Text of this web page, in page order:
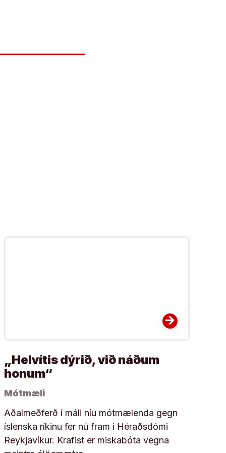
arrow_forward
„Helvítis dýrið, við náðum
honum“
Mótmæli
Aðalmeðferð í máli níu mótmælenda gegn
íslenska ríkinu fer nú fram í Héraðsdómi
Reykjavíkur. Krafist er miskabóta vegna